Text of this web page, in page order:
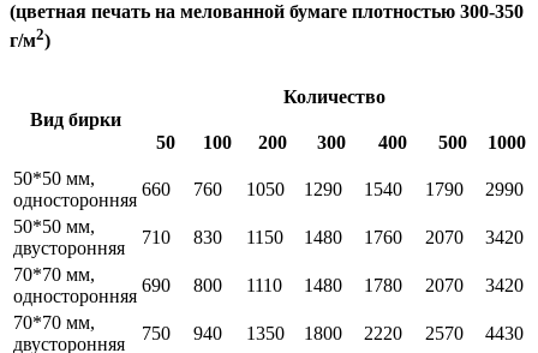
(цветная печать на мелованной бумаге плотностью 300-350
г/м2)
Вид бирки
Количество
50 100 200 300 400 500
1000
50*50 мм,
односторонняя
660 760 1050 1290 1540 1790
2990
50*50 мм,
двусторонняя
710 830 1150 1480 1760 2070
3420
70*70 мм,
односторонняя
690 800 1110 1480 1780 2070
3420
70*70 мм,
двусторонняя
750 940 1350 1800 2220 2570 4430